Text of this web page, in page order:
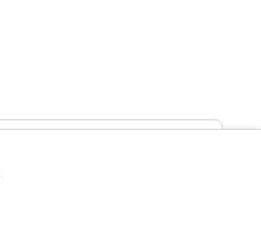
細情報を見る